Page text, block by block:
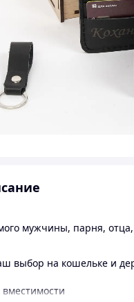
мужчины, парня,
выбор на кошельке и